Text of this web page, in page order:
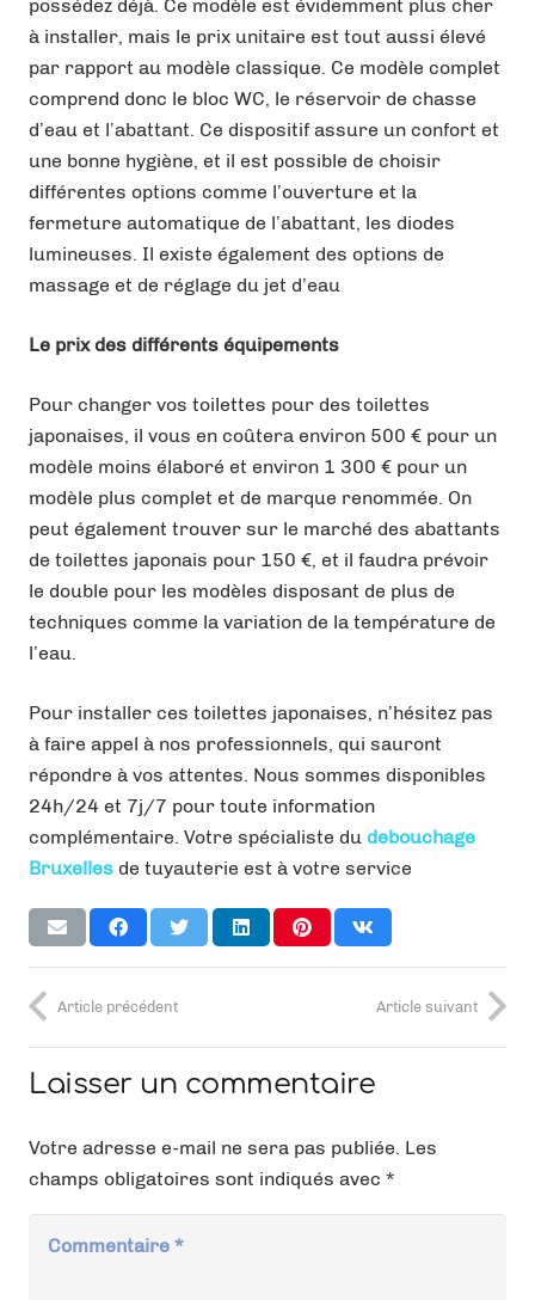
possédez déjà. Ce modèle est évidemment plus cher
à installer, mais le prix unitaire est tout aussi élevé
par rapport au modèle classique. Ce modèle complet
comprend donc le bloc WC, le réservoir de chasse
d’eau et l’abattant. Ce dispositif assure un confort et
une bonne hygiène, et il est possible de choisir
différentes options comme l’ouverture et la
fermeture automatique de l’abattant, les diodes
lumineuses. Il existe également des options de
massage et de réglage du jet d’eau
Le prix des différents équipements
Pour changer vos toilettes pour des toilettes
japonaises, il vous en coûtera environ 500 € pour un
modèle moins élaboré et environ 1 300 € pour un
modèle plus complet et de marque renommée. On
peut également trouver sur le marché des abattants
de toilettes japonais pour 150 €, et il faudra prévoir
le double pour les modèles disposant de plus de
techniques comme la variation de la température de
l’eau.
Pour installer ces toilettes japonaises, n’hésitez pas
à faire appel à nos professionnels, qui sauront
répondre à vos attentes. Nous sommes disponibles
24h/24 et 7j/7 pour toute information
complémentaire. Votre spécialiste du debouchage
Bruxelles de tuyauterie est à votre service
Article précédent Article suivant
Laisser un commentaire
Votre adresse e-mail ne sera pas publiée. Les
champs obligatoires sont indiqués avec *